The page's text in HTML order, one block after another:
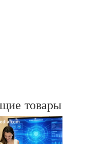
товары